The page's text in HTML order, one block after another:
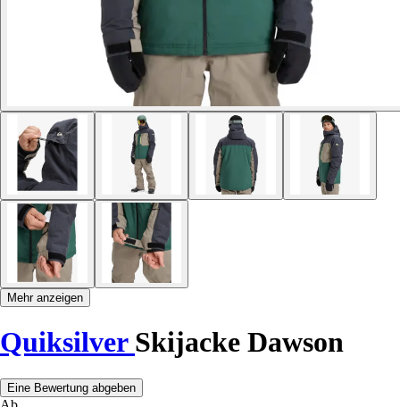
Mehr anzeigen
Quiksilver Skijacke Dawson
Eine Bewertung abgeben